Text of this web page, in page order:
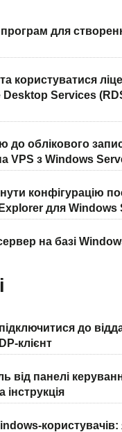
для
користуватися
Desktop Services
до облікового
VPS з Windows
конфігурацію
для Windows
на базі
до
клієнт
від панелі
користувачів: